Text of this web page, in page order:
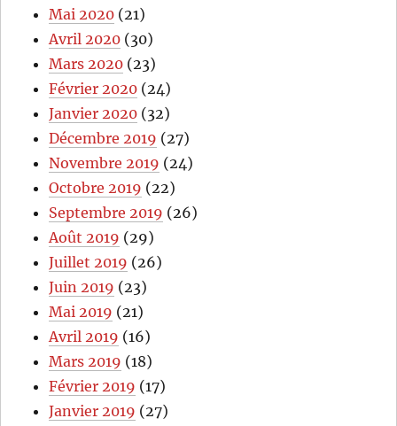
Mai 2020 (21)
Avril 2020 (30)
Mars 2020 (23)
Février 2020 (24)
Janvier 2020 (32)
Décembre 2019 (27)
Novembre 2019 (24)
Octobre 2019 (22)
Septembre 2019 (26)
Août 2019 (29)
Juillet 2019 (26)
Juin 2019 (23)
Mai 2019 (21)
Avril 2019 (16)
Mars 2019 (18)
Février 2019 (17)
Janvier 2019 (27)